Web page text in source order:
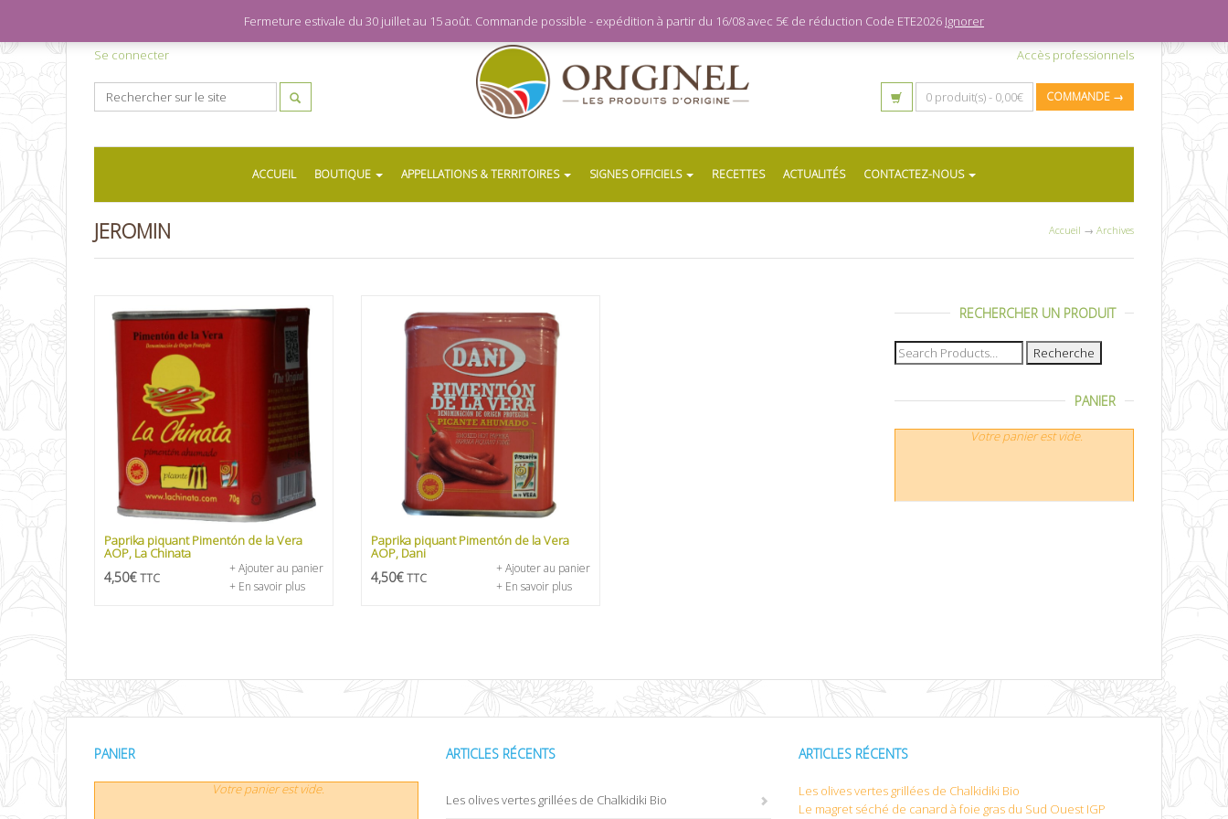
Se connecter Accès professionnels
0 produit(s) - 0,00€ COMMANDE →
ACCUEIL BOUTIQUE APPELLATIONS & TERRITOIRES SIGNES OFFICIELS RECETTES ACTUALITÉS CONTACTEZ-NOUS
JEROMIN Accueil → Archives
Paprika piquant Pimentón de la Vera
AOP, La Chinata
4,50€ TTC
+ Ajouter au panier
+ En savoir plus
Paprika piquant Pimentón de la Vera
AOP, Dani
4,50€ TTC
+ Ajouter au panier
+ En savoir plus
RECHERCHER UN PRODUIT
Recherche
pour :
PANIER
Votre panier est vide.
PANIER
Votre panier est vide.
ARTICLES RÉCENTS
Les olives vertes grillées de Chalkidiki Bio
ARTICLES RÉCENTS
Les olives vertes grillées de Chalkidiki Bio
Le magret séché de canard à foie gras du Sud Ouest IGP
Fermeture estivale du 30 juillet au 15 août. Commande possible - expédition à partir du 16/08 avec 5€ de réduction Code ETE2026 Ignorer